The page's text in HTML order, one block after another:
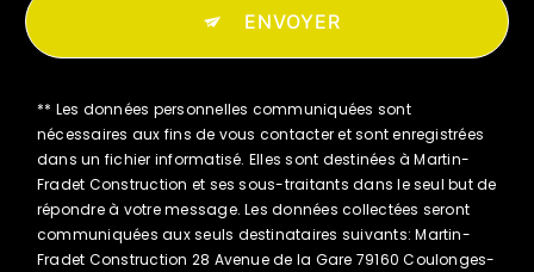
ENVOYER
** Les données personnelles communiquées sont
nécessaires aux fins de vous contacter et sont enregistrées
dans un fichier informatisé. Elles sont destinées à Martin-
Fradet Construction et ses sous-traitants dans le seul but de
répondre à votre message. Les données collectées seront
communiquées aux seuls destinataires suivants: Martin-
Fradet Construction 28 Avenue de la Gare 79160 Coulonges-